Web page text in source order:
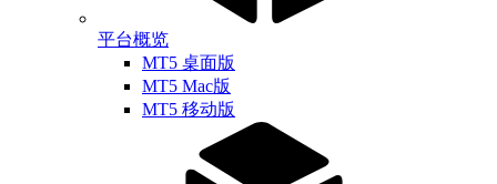
平台概览
MT5 桌面版
MT5 Mac版
MT5 移动版